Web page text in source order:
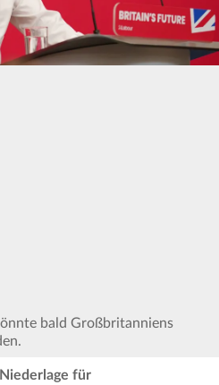
bald Großbritanniens
für